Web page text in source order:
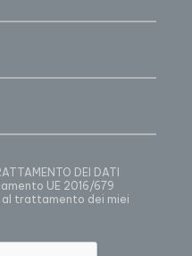
DEI DATI
UE 2016/679
al trattamento dei miei